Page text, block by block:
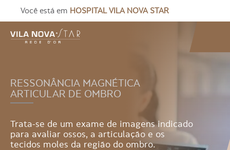
Você está em HOSPITAL VILA NOVA STAR
RESSONÂNCIA MAGNÉTICA
ARTICULAR DE OMBRO
Trata-se de um exame de imagens indicado
para avaliar ossos, a articulação e os
tecidos moles da região do ombro.